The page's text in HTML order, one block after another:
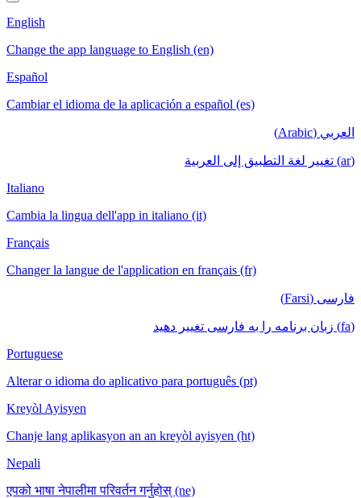
English
Change the app language to English (en)
Español
Cambiar el idioma de la aplicación a español (es)
العربي (Arabic)
(ar) تغيير لغة التطبيق إلى العربية
Italiano
Cambia la lingua dell'app in italiano (it)
Français
Changer la langue de l'application en français (fr)
فارسی (Farsi)
(fa) زبان برنامه را به فارسی تغییر دهید
Portuguese
Alterar o idioma do aplicativo para português (pt)
Kreyòl Ayisyen
Chanje lang aplikasyon an an kreyòl ayisyen (ht)
Nepali
एपको भाषा नेपालीमा परिवर्तन गर्नुहोस् (ne)